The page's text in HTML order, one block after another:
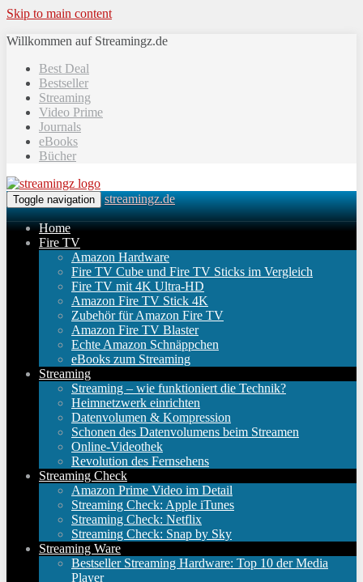
Skip to main content
Willkommen auf Streamingz.de
Best Deal
Bestseller
Streaming
Video Prime
Journals
eBooks
Bücher
Toggle navigation streamingz.de
Home
Fire TV
Amazon Hardware
Fire TV Cube und Fire TV Sticks im Vergleich
Fire TV mit 4K Ultra-HD
Amazon Fire TV Stick 4K
Zubehör für Amazon Fire TV
Amazon Fire TV Blaster
Echte Amazon Schnäppchen
eBooks zum Streaming
Streaming
Streaming – wie funktioniert die Technik?
Heimnetzwerk einrichten
Datenvolumen & Kompression
Schonen des Datenvolumens beim Streamen
Online-Videothek
Revolution des Fernsehens
Streaming Check
Amazon Prime Video im Detail
Streaming Check: Apple iTunes
Streaming Check: Netflix
Streaming Check: Snap by Sky
Streaming Ware
Bestseller Streaming Hardware: Top 10 der Media
Player